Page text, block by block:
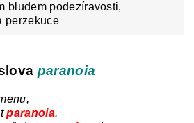
bludem podezíravosti,
perzekuce
paranoia
paranoia.